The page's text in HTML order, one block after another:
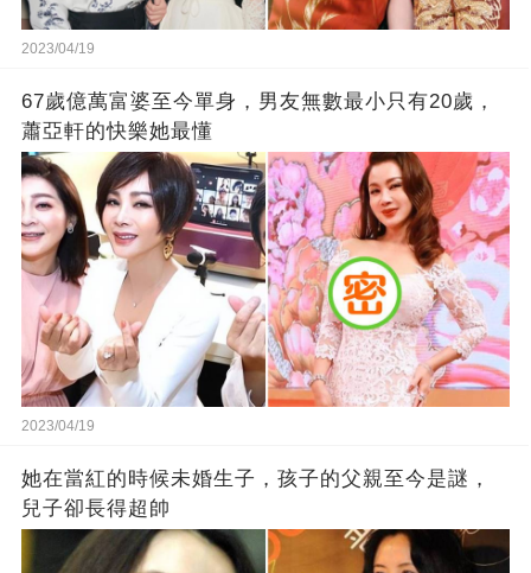
2023/04/19
67歲億萬富婆至今單身，男友無數最小只有20歲，
蕭亞軒的快樂她最懂
2023/04/19
她在當紅的時候未婚生子，孩子的父親至今是謎，
兒子卻長得超帥